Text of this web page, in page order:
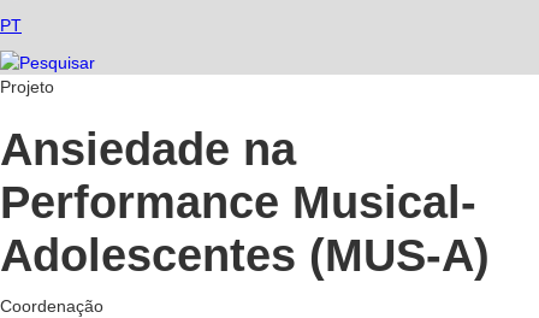
PT
Projeto
Ansiedade na
Performance Musical-
Adolescentes (MUS-A)
Coordenação